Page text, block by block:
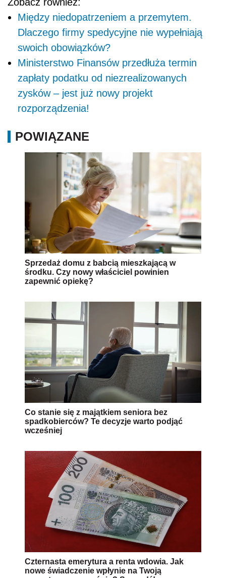
Między niedopatrzeniem a przemytem.
Dlaczego firmy spedycyjne nie wypełniają
swoich obowiązków?
Ministerstwo Finansów przedłuża termin
zapłaty podatku od niezrealizowanych
zysków – jest już nowy projekt
rozporządzenia!
POWIĄZANE
Sprzedaż domu z babcią mieszkającą w
środku. Czy nowy właściciel powinien
zapewnić opiekę?
Co stanie się z majątkiem seniora bez
spadkobierców? Te decyzje warto podjąć
wcześniej
Czternasta emerytura a renta wdowia. Jak
nowe świadczenie wpłynie na Twoją